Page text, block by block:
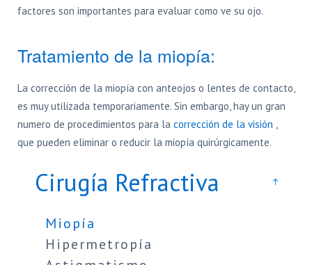
factores son importantes para evaluar como ve su ojo.
Tratamiento de la miopía:
La corrección de la miopía con anteojos o lentes de contacto,
es muy utilizada temporariamente. Sin embargo, hay un gran
numero de procedimientos para la corrección de la visión ,
que pueden eliminar o reducir la miopía quirúrgicamente.
Cirugía Refractiva
Miopía
Hipermetropía